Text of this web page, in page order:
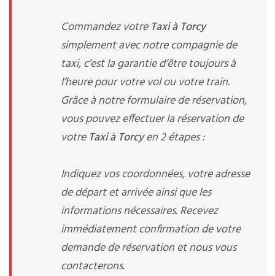
Commandez votre Taxi à Torcy
simplement avec notre compagnie de
taxi, c’est la garantie d’être toujours à
l’heure pour votre vol ou votre train.
Grâce à notre formulaire de réservation,
vous pouvez effectuer la réservation de
votre Taxi à Torcyen 2 étapes :
Indiquez vos coordonnées, votre adresse
de départ et arrivée ainsi que les
informations nécessaires. Recevez
immédiatement confirmation de votre
demande de réservation et nous vous
contacterons.